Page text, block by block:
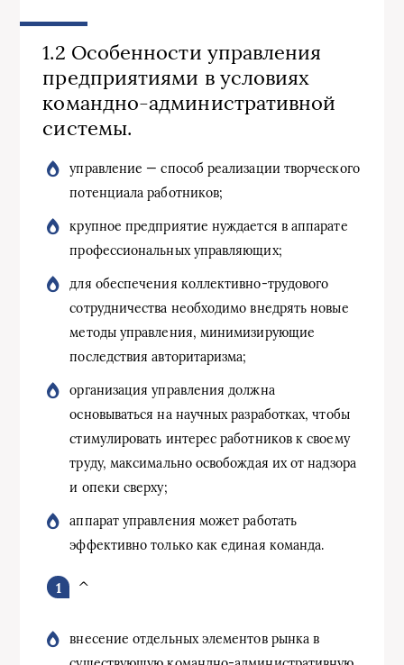
1.2 Особенности управления
предприятиями в условиях
командно-административной
системы.
управление — способ реализации творческого
потенциала работ­ников;
крупное предприятие нуждается в аппарате
профессиональных управляющих;
для обеспечения коллективно-трудового
сотрудничества необходи­мо внедрять новые
методы управления, минимизирующие
последствия авторитаризма;
организация управления должна
основываться на научных разра­ботках, чтобы
стимулировать интерес работников к своему
труду, макси­мально освобождая их от надзора
и опеки сверху;
аппарат управления может работать
эффективно только как еди­ная команда.
^
внесение отдельных элементов рынка в